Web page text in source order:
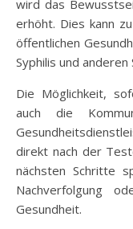
wird das
erhöht. Dies kann
öffentlichen
Syphilis und
Die Möglichkeit,
auch die
direkt nach der
nächsten Schritte
Nachverfolgung
Gesundheit.